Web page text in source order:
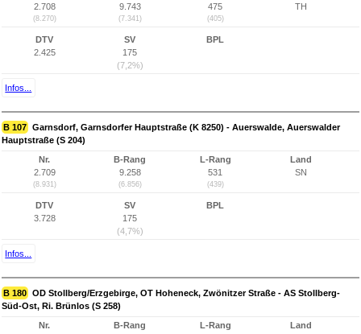
2.708
(8.270)
9.743
(7.341)
475
(405)
TH
DTV
2.425
SV
175
(7,2%)
BPL
Infos...
B 107 Garnsdorf, Garnsdorfer Hauptstraße (K 8250) - Auerswalde, Auerswalder
Hauptstraße (S 204)
Nr.
2.709
(8.931)
B-Rang
9.258
(6.856)
L-Rang
531
(439)
Land
SN
DTV
3.728
SV
175
(4,7%)
BPL
Infos...
B 180 OD Stollberg/Erzgebirge, OT Hoheneck, Zwönitzer Straße - AS Stollberg-
Süd-Ost, Ri. Brünlos (S 258)
Nr.
B-Rang
L-Rang
Land